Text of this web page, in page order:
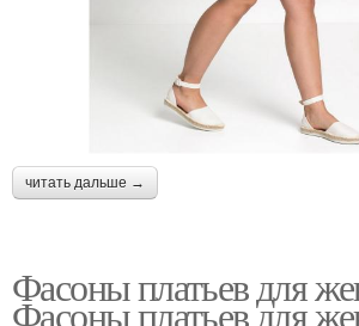
читать дальше →
Фасоны платьев для
Фасоны платьев для